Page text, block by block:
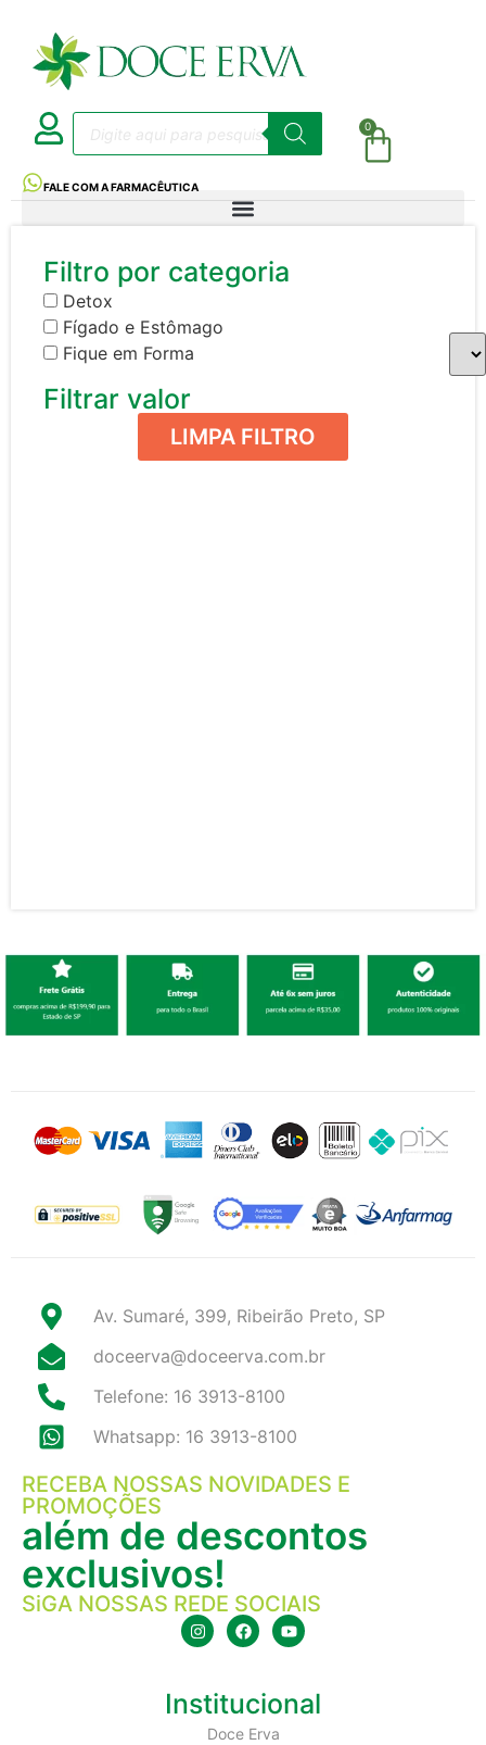
0
FALE COM A FARMACÊUTICA
Filtro por categoria
Detox
Fígado e Estômago
Fique em Forma
Filtrar valor
LIMPA FILTRO
Av. Sumaré, 399, Ribeirão Preto, SP
doceerva@doceerva.com.br
Telefone: 16 3913-8100
Whatsapp: 16 3913-8100
RECEBA NOSSAS NOVIDADES E
PROMOÇÕES
além de descontos
exclusivos!
SiGA NOSSAS REDE SOCIAIS
Institucional
Doce Erva